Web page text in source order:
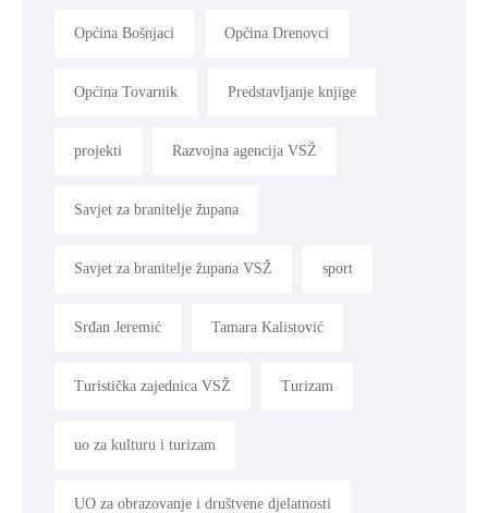
Općina Bošnjaci Općina Drenovci
Općina Tovarnik Predstavljanje knjige
projekti Razvojna agencija VSŽ
Savjet za branitelje župana
Savjet za branitelje župana VSŽ sport
Srđan Jeremić Tamara Kalistović
Turistička zajednica VSŽ Turizam
uo za kulturu i turizam
UO za obrazovanje i društvene djelatnosti